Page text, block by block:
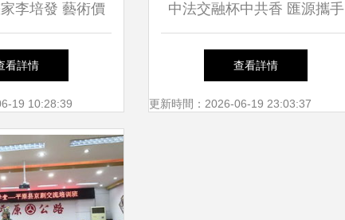
李培發 藝術價
可的雙重見證
看詳情
19 10:28:39
中法交融杯中共香 匯源攜手
梅多克品鑒活動深化葡萄酒文
化對話
查看詳情
更新時間：2026-06-19 23:03:37